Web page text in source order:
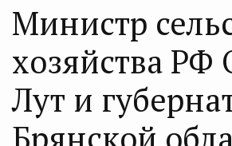
Министр
хозяйства РФ
Лут и
Брянской